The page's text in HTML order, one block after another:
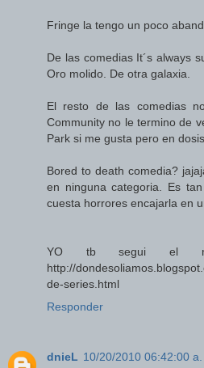
Fringe la tengo un poco
De las comedias It´s always
Oro molido. De otra galaxia.
El resto de las comedias
Community no le termino de
Park si me gusta pero en
Bored to death comedia?
en ninguna categoria. Es
cuesta horrores encajarla en
YO tb segui el
http://
de-series.html
Responder
dnieL 10/20/2010 06:42:00 a.